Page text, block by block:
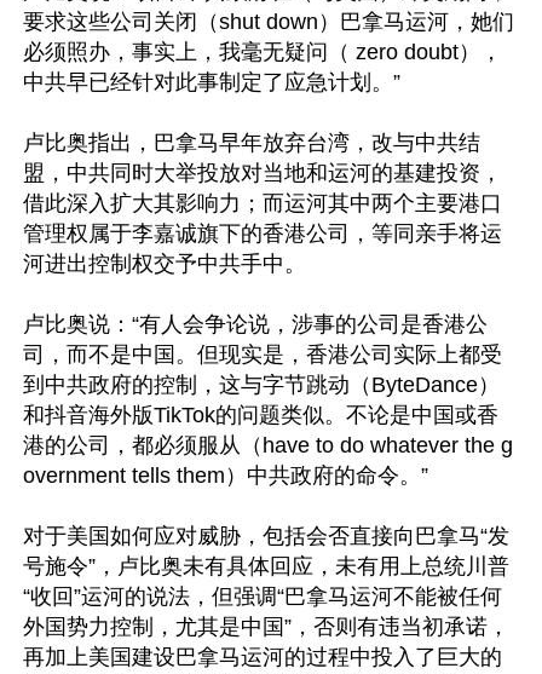
要求这些公司关闭（shut down）巴拿马运河，她们
必须照办，事实上，我毫无疑问（ zero doubt），
中共早已经针对此事制定了应急计划。”
卢比奥指出，巴拿马早年放弃台湾，改与中共结
盟，中共同时大举投放对当地和运河的基建投资，
借此深入扩大其影响力；而运河其中两个主要港口
管理权属于李嘉诚旗下的香港公司，等同亲手将运
河进出控制权交予中共手中。
卢比奥说：“有人会争论说，涉事的公司是香港公
司，而不是中国。但现实是，香港公司实际上都受
到中共政府的控制，这与字节跳动（ByteDance）
和抖音海外版TikTok的问题类似。不论是中国或香
港的公司，都必须服从（have to do whatever the g
overnment tells them）中共政府的命令。”
对于美国如何应对威胁，包括会否直接向巴拿马“发
号施令”，卢比奥未有具体回应，未有用上总统川普
“收回”运河的说法，但强调“巴拿马运河不能被任何
外国势力控制，尤其是中国”，否则有违当初承诺，
再加上美国建设巴拿马运河的过程中投入了巨大的